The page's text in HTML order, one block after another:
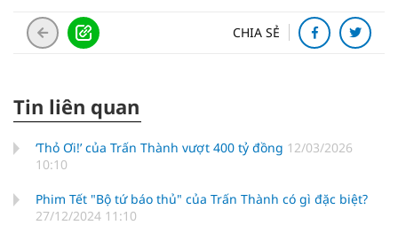
CHIA SẺ
Tin liên quan
‘Thỏ Ơi!’ của Trấn Thành vượt 400 tỷ đồng 12/03/2026
10:10
Phim Tết "Bộ tứ báo thủ" của Trấn Thành có gì đặc biệt?
27/12/2024 11:10